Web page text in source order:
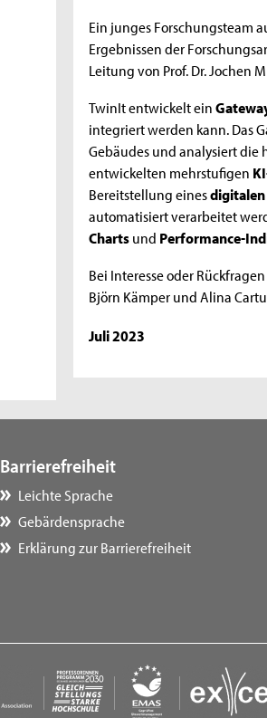
Ein junges Forschungsteam
Ergebnissen der
Leitung von Prof. Dr. Jochen
TwinIt entwickelt ein
integriert werden kann. Das
Gebäudes und analysiert
entwickelten mehrstufigen
Bereitstellung eines
automatisiert verarbeitet
Chartsund Performance-
Bei Interesse oder
Björn Kämper und Alina
Juli 2023
Barrierefreiheit
Leichte Sprache
Gebärdensprache
Erklärung zur Barrierefreiheit